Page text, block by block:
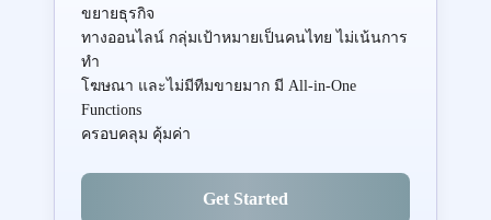
ขยายธุรกิจ
ทางออนไลน์ กลุ่มเป้าหมายเป็นคนไทย ไม่เน้นการ
ทำ
โฆษณา และไม่มีทีมขายมาก มี All-in-One
Functions
ครอบคลุม คุ้มค่า
Get Started